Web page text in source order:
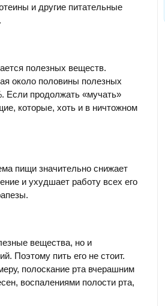
и другие питательные
полезных веществ.
около половины полезных
Если продолжать «мучать»
которые, хоть и в ничтожном
пищи значительно снижает
и ухудшает работу всех его
вещества, но и
Поэтому пить его не стоит.
полоскание рта вчерашним
воспалениями полости рта,